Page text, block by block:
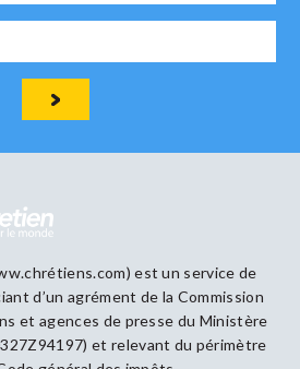
est un service de
d’un agrément de la Commission
et agences de presse du Ministère
et relevant du périmètre